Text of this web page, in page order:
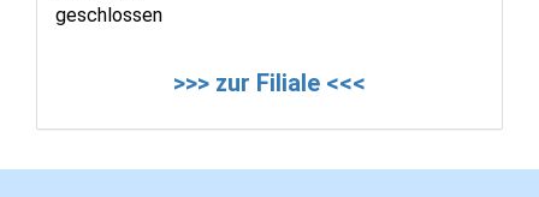
geschlossen
>>> zur Filiale <<<